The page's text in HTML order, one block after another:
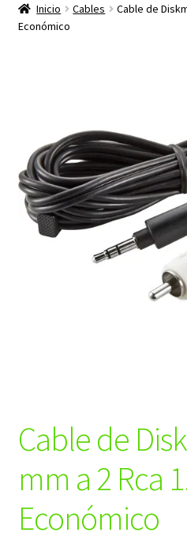
productos
Inicio Cables
Cable de
Económico
Cable de
mm a 2 Rca
Económico